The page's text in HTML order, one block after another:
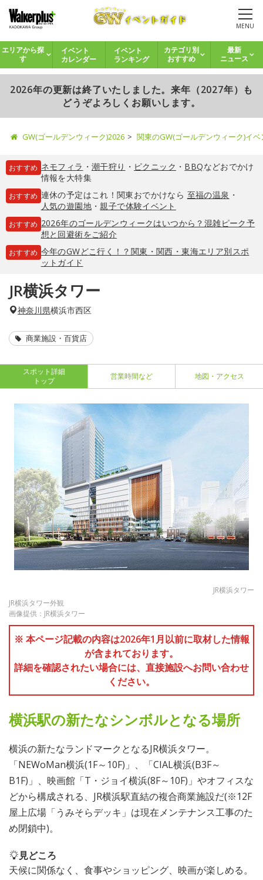
MENU
エリアから探
す
イベント
カレンダー
イベント
ランキング
カテゴリ別
おすすめ
最新
ニュース
2026年の更新は終了いたしました。来年（2027年）も
どうぞよろしくお願いします。
GW(ゴールデンウィーク)2026 関東のGW(ゴールデンウィーク)イ
おすすめ ネモフィラ ・ 潮干狩り ・ ピクニック ・ BBQなどおでかけ
情報を大特集
おすすめ 連休の予定はこれ！関東おでかけなら 至福の温泉 ・
人気の遊園地・親子で体験イベント
おすすめ 2026年のゴールデンウィークはいつから？混雑ピーク予
想と回避術をご紹介
おすすめ 今年のGWどこ行く！？関東・関西・東海エリア別スポ
ットガイド
JR横浜タワー
神奈川県横浜市西区
商業施設・百貨店
スポット詳細
トップ
営業時間など 地図・アクセス
JR横浜タワー
JR横浜タワー外観
画像提供：JR横浜タワー
※ 本ページ記載の内容は2026年1月以前に取材した情報
が含まれております。
詳細を確認されたい場合には、直接施設へお問い合わせ
ください。
横浜駅の新たなシンボルとなる場所
横浜の新たなランドマークとなるJR横浜タワー。
「NEWoMan横浜(1F～10F)」、「CIAL横浜(B3F～
B1F)」、映画館「T・ジョイ横浜(8F～10F)」やオフィスな
どから構成される、JR横浜駅直結の複合商業施設だ(※12F
屋上広場「うみそらデッキ」は現在メンテナンス工事のた
め閉鎖中)。
見どころ
天候に関係なく、食事やショッピング、映画が楽しめる。